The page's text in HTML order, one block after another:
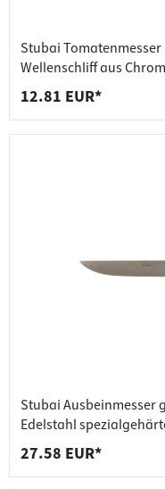
Stubai Tomatenmesser
Wellenschliff aus
12.81 EUR*
Stubai Ausbeinmesser
Edelstahl
27.58 EUR*